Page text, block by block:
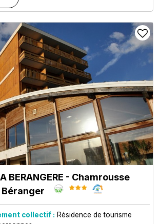
BERANGERE - Chamrousse
Béranger
collectif : Résidence de tourisme